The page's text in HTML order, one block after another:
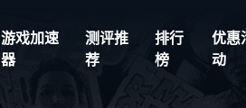
游戏加速
器
测评推
荐
排行
榜
优惠
动